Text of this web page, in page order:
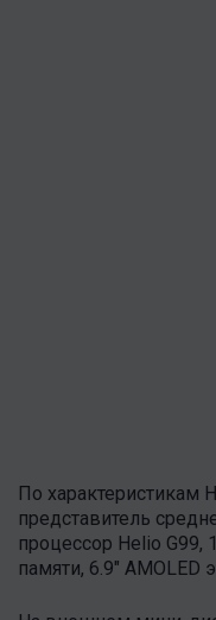
По характеристикам
представитель
процессор Helio G99,
памяти, 6.9" AMOLED